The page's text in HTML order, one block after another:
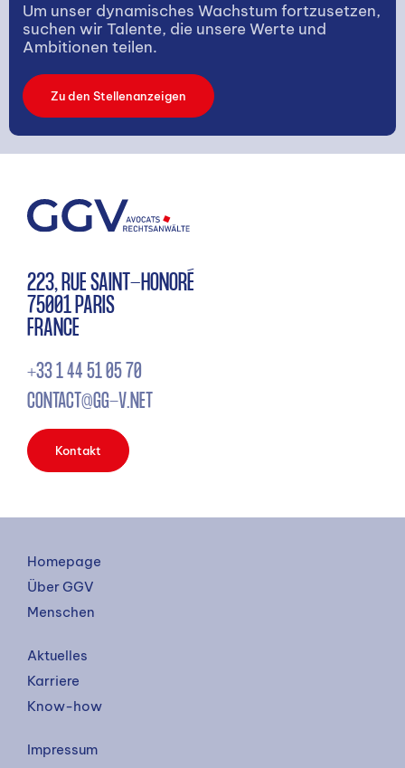
Um unser dynamisches Wachstum fortzusetzen,
suchen wir Talente, die unsere Werte und
Ambitionen teilen.
Zu den Stellenanzeigen
223, RUE SAINT-HONORÉ
75001 PARIS
FRANCE
+33 1 44 51 05 70
CONTACT@GG-V.NET
Kontakt
Homepage
Über GGV
Menschen
Aktuelles
Karriere
Know-how
Impressum